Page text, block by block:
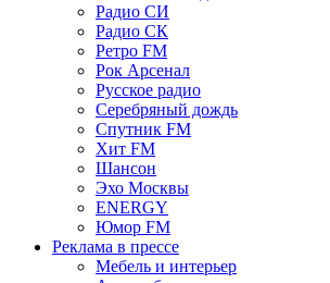
Радио СИ
Радио СК
Ретро FM
Рок Арсенал
Русское радио
Серебряный дождь
Спутник FM
Хит FM
Шансон
Эхо Москвы
ENERGY
Юмор FM
Реклама в прессе
Мебель и интерьер